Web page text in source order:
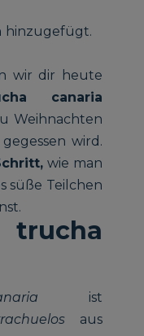
hinzugefügt.
wir dir heute
canaria
Weihnachten
wird.
wie man
süße Teilchen
ist
aus